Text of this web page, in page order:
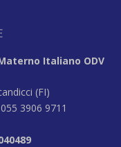
Italiano ODV
(FI)
3906 9711